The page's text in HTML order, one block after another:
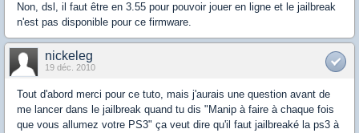
Non, dsl, il faut être en 3.55 pour pouvoir jouer en ligne et le jailbreak
n'est pas disponible pour ce firmware.
nickeleg
19 déc. 2010
Tout d'abord merci pour ce tuto, mais j'aurais une question avant de
me lancer dans le jailbreak quand tu dis "Manip à faire à chaque fois
que vous allumez votre PS3" ça veut dire qu'il faut jailbreaké la ps3 à